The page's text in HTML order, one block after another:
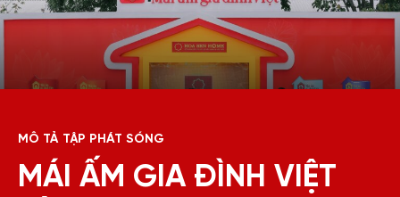
MÔ TẢ TẬP PHÁT SÓNG
MÁI ẤM GIA ĐÌNH VIỆT